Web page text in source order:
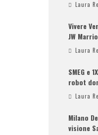
Laura
Vivere
JW
Laura
SMEG e
robot
Laura
Milano
visione